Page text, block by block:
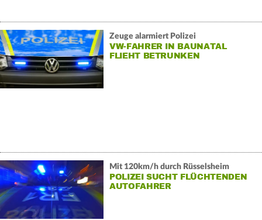
Zeuge alarmiert Polizei
VW-FAHRER IN BAUNATAL
FLIEHT BETRUNKEN
Mit 120km/h durch Rüsselsheim
POLIZEI SUCHT FLÜCHTENDEN
AUTOFAHRER